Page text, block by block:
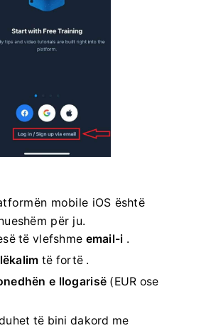
mobile iOS është
për ju.
të vlefshme email-i .
të fortë .
e llogarisë (EUR ose
të bini dakord me